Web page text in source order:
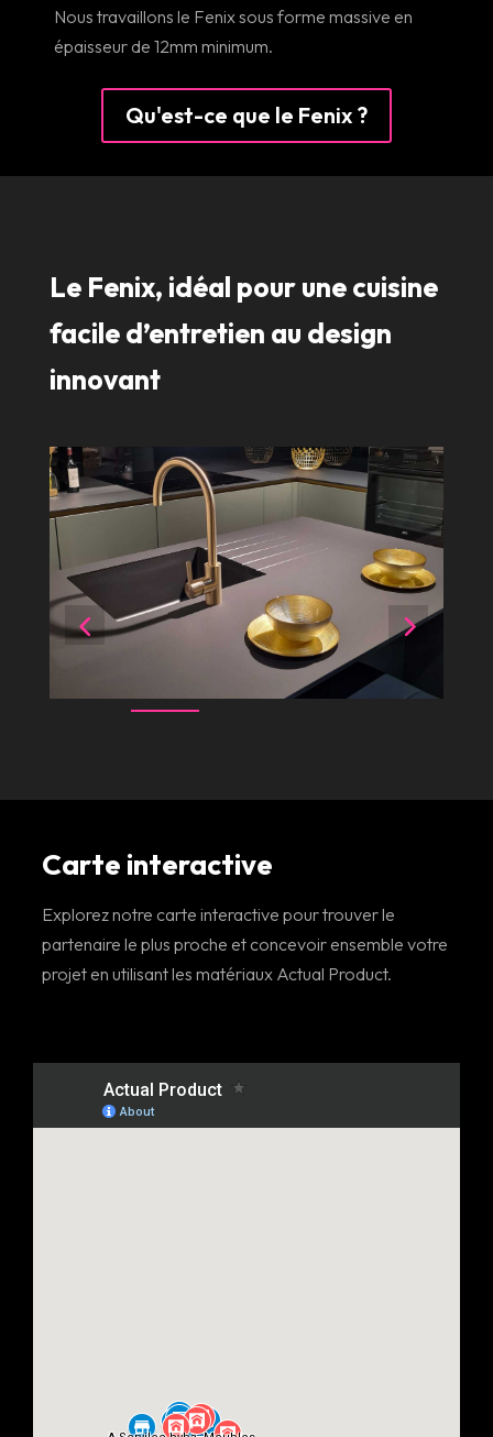
Nous travaillons le Fenix sous forme massive en
épaisseur de 12mm minimum.
Qu'est-ce que le Fenix ?
Le Fenix, idéal pour une cuisine
facile d’entretien au design
innovant
Carte interactive
Explorez notre carte interactive pour trouver le
partenaire le plus proche et concevoir ensemble votre
projet en utilisant les matériaux Actual Product.